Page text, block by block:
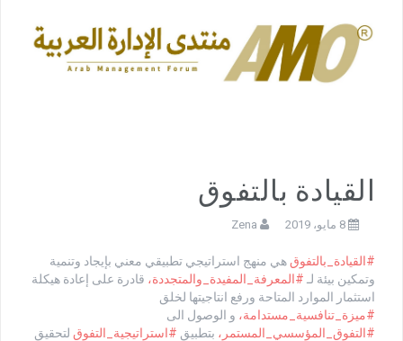
القيادة بالتفوق
8 مايو، 2019 Zena
#القيادة_بالتفوقهي منهج استراتيجي تطبيقي معني بإيجاد وتنمية
وتمكين بيئة لـ #المعرفة_المفيدة_والمتجددة،قادرة على إعادة هيكلة
استثمار الموارد المتاحة ورفع انتاجيتها لخلق
#ميزة_تنافسية_مستدامة،و الوصول الى
#التفوق_المؤسسي_المستمر،بتطبيق #استراتيجية_التفوقلتحقيق